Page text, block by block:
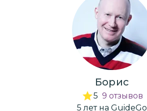
Борис
5 9 отзывов
5 летна GuideGo